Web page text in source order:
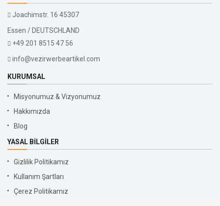
Joachimstr. 16 45307
Essen / DEUTSCHLAND
+49 201 8515 47 56
info@vezirwerbeartikel.com
KURUMSAL
Misyonumuz & Vizyonumuz
Hakkımızda
Blog
YASAL BILGILER
Gizlilik Politikamız
Kullanım Şartları
Çerez Politikamız